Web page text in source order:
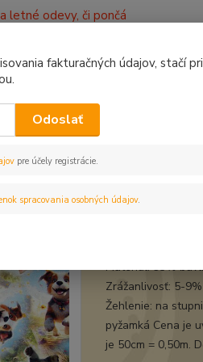
letné odevy, či pončá
Materiál: 93%
Zrážanlivosť: 5-
Žehlenie: na
pyžamká Cena je
je 50cm = 0,50m.
fakturačných údajov, stačí
Odoslať
pre účely registrácie.
spracovania osobných údajov.